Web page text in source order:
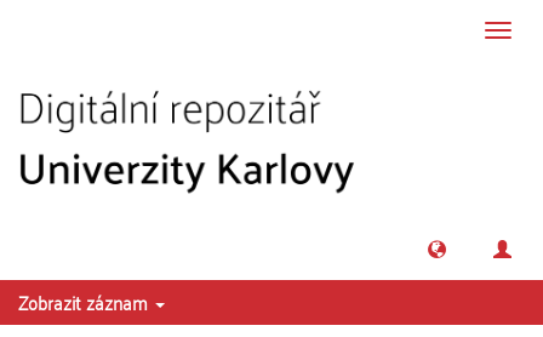
Zobrazit záznam